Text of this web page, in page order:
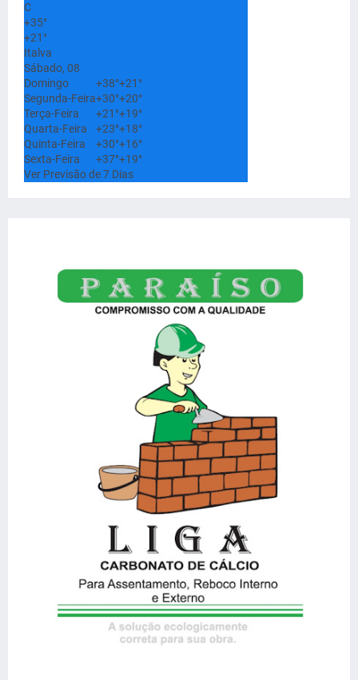
C
+35°
+21°
Italva
Sábado, 08
Domingo
+38°+21°
Segunda-Feira+30°+20°
Terça-Feira
+21°+19°
Quarta-Feira
+23°+18°
Quinta-Feira
+30°+16°
Sexta-Feira
+37°+19°
Ver Previsão de 7 Dias